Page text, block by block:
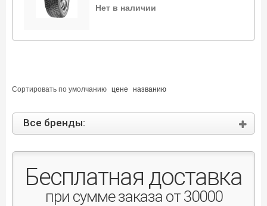
Нет в наличии
Сортировать поумолчанию цене названию
Все бренды:
Бесплатная доставка
при сумме заказа от 30000